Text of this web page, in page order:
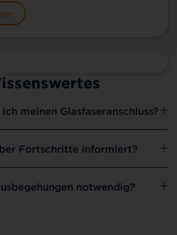
meinen Glasfaseranschluss?
Fortschritte informiert?
notwendig?